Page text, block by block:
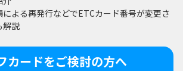
よる再発行などでETCカード番号が変更さ
解説
カードをご検討の方へ